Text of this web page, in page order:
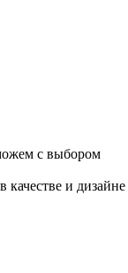
с выбором
и дизайне